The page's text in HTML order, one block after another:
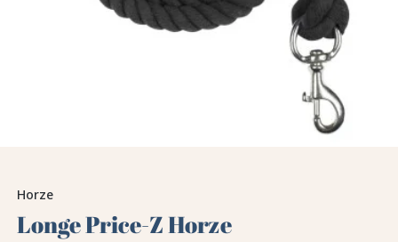
Horze
Longe Price-Z Horze